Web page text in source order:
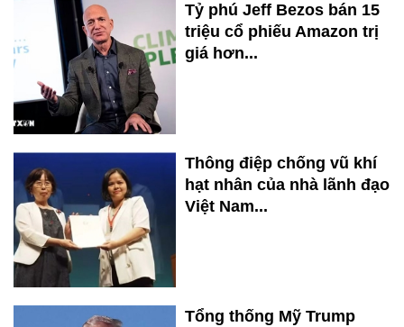
Tỷ phú Jeff Bezos bán 15
triệu cổ phiếu Amazon trị
giá hơn...
Thông điệp chống vũ khí
hạt nhân của nhà lãnh đạo
Việt Nam...
Tổng thống Mỹ Trump